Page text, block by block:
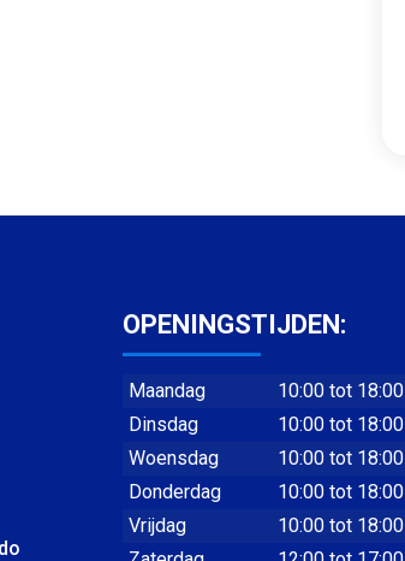
OPENINGSTIJDEN:
Maandag
10:00 tot 18:00
Dinsdag
10:00 tot 18:00
Woensdag
10:00 tot 18:00
Donderdag
10:00 tot 18:00
Vrijdag
10:00 tot 18:00